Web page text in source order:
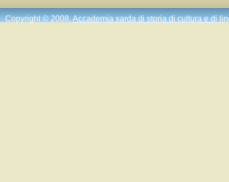
Copyright © 2008.Accademia sarda di storia di cultura e di